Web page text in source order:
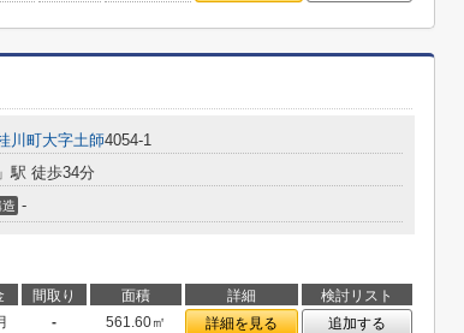
川町大字土師4054-1
」駅 徒歩34分
-
間取り 面積 詳細
検討リスト
- 561.60㎡ 詳細を見る 追加する